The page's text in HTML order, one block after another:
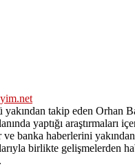
yakından takip eden Orhan
yaptığı araştırmaları
banka haberlerini
birlikte gelişmelerden